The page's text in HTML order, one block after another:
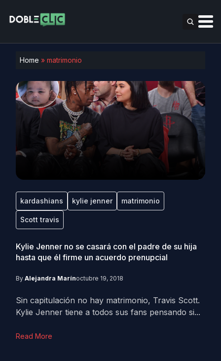
Home » matrimonio
kardashians kylie jenner matrimonio
Scott travis
Kylie Jenner no se casará con el padre de su hija
hasta que él firme un acuerdo prenupcial
By Alejandra Marínoctubre 19, 2018
Sin capitulación no hay matrimonio, Travis Scott.
Kylie Jenner tiene a todos sus fans pensando si...
Read More